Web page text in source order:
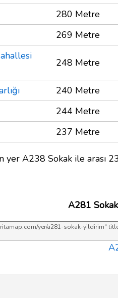
280 Metre
269 Metre
248 Metre
240 Metre
244 Metre
237 Metre
yer A238 Sokak ile arası
A281 Sokak